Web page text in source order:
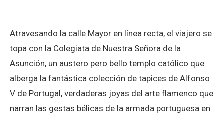
Atravesando la calle Mayor en línea recta, el viajero se
topa con la Colegiata de Nuestra Señora de la
Asunción, un austero pero bello templo católico que
alberga la fantástica colección de tapices de Alfonso
V de Portugal, verdaderas joyas del arte flamenco que
narran las gestas bélicas de la armada portuguesa en